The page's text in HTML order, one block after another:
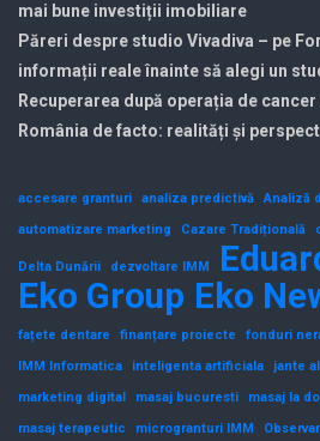
mai bune investiții imobiliare
Păreri despre studio Vivadiva – pe
informații reale înainte să alegi un
Recuperarea după operația de
România de facto: realități și
accesare granturi analiza predictivă
Analiză
automatizare marketing
Cazare Tradițională
Delta Dunării dezvoltare IMM
Eko Group Eko
fațete dentare
finanțare proiecte fonduri
IMM Informatica
inteligenta artificiala jante
marketing digital
masaj bucuresti masaj la
masaj terapeutic
microgranturi IMM